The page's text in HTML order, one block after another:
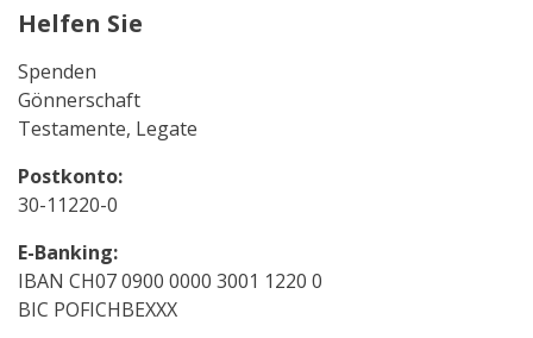
Helfen Sie
Spenden
Gönnerschaft
Testamente, Legate
Postkonto:
30-11220-0
E-Banking:
IBAN CH07 0900 0000 3001 1220 0
BIC POFICHBEXXX